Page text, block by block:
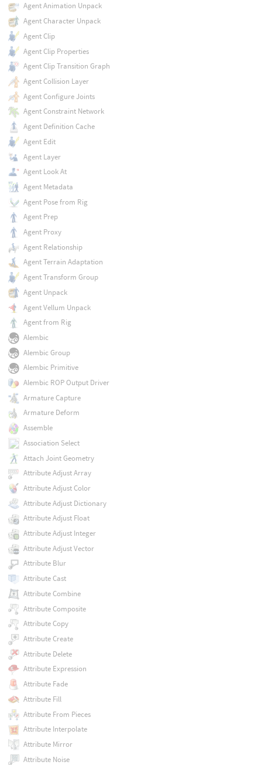
Agent Animation Unpack
Agent Character Unpack
Agent Clip
Agent Clip Properties
Agent Clip Transition Graph
Agent Collision Layer
Agent Configure Joints
Agent Constraint Network
Agent Definition Cache
Agent Edit
Agent Layer
Agent Look At
Agent Metadata
Agent Pose from Rig
Agent Prep
Agent Proxy
Agent Relationship
Agent Terrain Adaptation
Agent Transform Group
Agent Unpack
Agent Vellum Unpack
Agent from Rig
Alembic
Alembic Group
Alembic Primitive
Alembic ROP Output Driver
Armature Capture
Armature Deform
Assemble
Association Select
Attach Joint Geometry
Attribute Adjust Array
Attribute Adjust Color
Attribute Adjust Dictionary
Attribute Adjust Float
Attribute Adjust Integer
Attribute Adjust Vector
Attribute Blur
Attribute Cast
Attribute Combine
Attribute Composite
Attribute Copy
Attribute Create
Attribute Delete
Attribute Expression
Attribute Fade
Attribute Fill
Attribute From Pieces
Attribute Interpolate
Attribute Mirror
Attribute Noise